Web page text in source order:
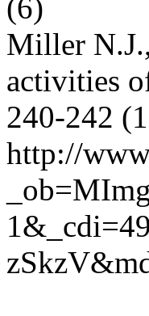
(6)
Miller
activities
240-242
http://